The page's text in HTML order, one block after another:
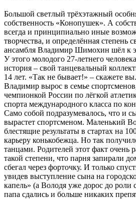
Большой светлый трёхэтажный
собственность «Конопушек». А
всегда и принципиально иные
творчества, и определённая степень
ансамбля Владимир Шимохин шёл к
У этого молодого 27-летнего
история – свой танцевальный
14 лет. «Так не бывает!» – скажете
Владимир вырос в семье
чемпионкой России по лёгкой
спорта международного класса по
Само собой подразумевалось, что и
вырастет спортсменом. Маленький
блестящие результаты в стартах на
карьеру конькобежца. Но так
танцами. Родителей этот факт очень
такой степени, что парня запирали
сбегал через форточку. И только
увидев выступление сына на
капель» (а Володя уже дорос до роли
папа сдались и больше никаких